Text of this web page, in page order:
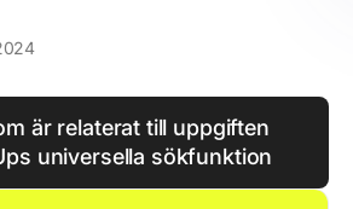
är relaterat till uppgiften
universella sökfunktion